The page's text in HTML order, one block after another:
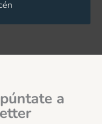
a